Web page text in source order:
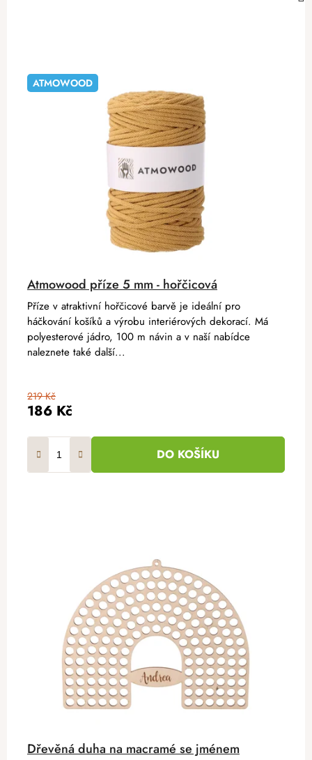
ATMOWOOD
Atmowood příze 5 mm - hořčicová
186 Kč
219 Kč
DO KOŠÍKU
Příze v atraktivní hořčicové barvě je ideální pro
háčkování košíků a výrobu interiérových dekorací. Má
polyesterové jádro, 100 m návin a v naší nabídce
naleznete také další...
Dřevěná duha na macramé se jménem